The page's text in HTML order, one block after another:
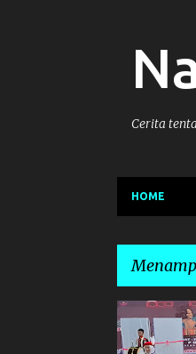
Cerita
HOME
P
LOMBA